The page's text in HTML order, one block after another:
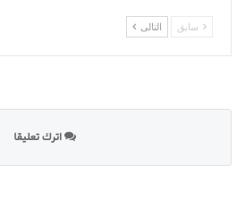
سابق التالى
اترك تعليقا